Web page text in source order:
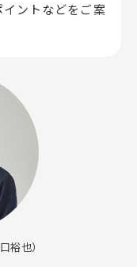
ントなどをご案
裕也）